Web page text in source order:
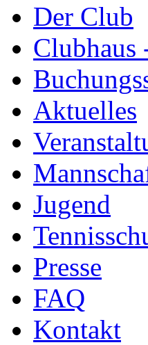
Der Club
Clubhaus
Aktuelles
Jugend
Presse
FAQ
Kontakt